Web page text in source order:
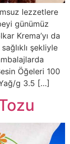
lezzetlere
günümüz
Krema’yı da
şekliyle
Öğeleri 100
g 3.5 […]